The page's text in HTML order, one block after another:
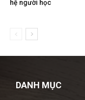
hệ người học
DANH MỤC